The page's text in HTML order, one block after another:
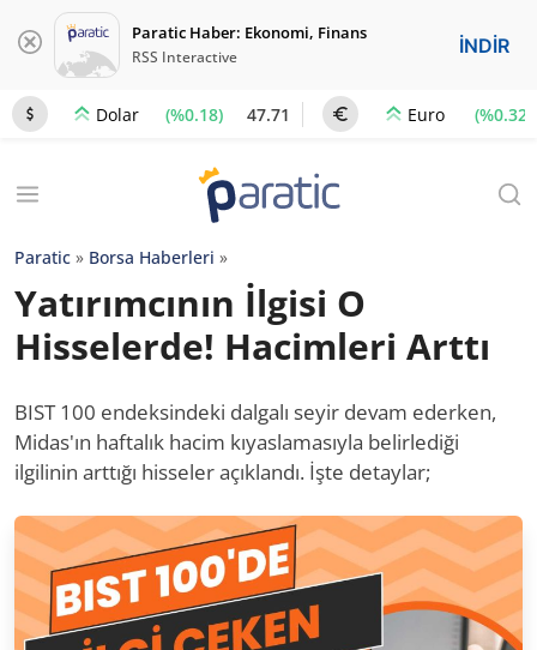
Paratic Haber: Ekonomi, Finans
RSS Interactive İNDİR
Dolar (%0.18) 47.71 Euro (%0.32)
Paratic » Borsa Haberleri »
Yatırımcının İlgisi O
Hisselerde! Hacimleri Arttı
BIST 100 endeksindeki dalgalı seyir devam ederken,
Midas'ın haftalık hacim kıyaslamasıyla belirlediği
ilgilinin arttığı hisseler açıklandı. İşte detaylar;